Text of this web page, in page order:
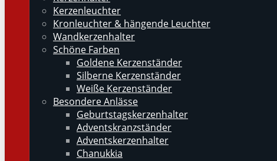
Kerzenleuchter
Kronleuchter & hängende Leuchter
Wandkerzenhalter
Schöne Farben
Goldene Kerzenständer
Silberne Kerzenständer
Weiße Kerzenständer
Besondere Anlässe
Geburtstagskerzenhalter
Adventskranzständer
Adventskerzenhalter
Chanukkia